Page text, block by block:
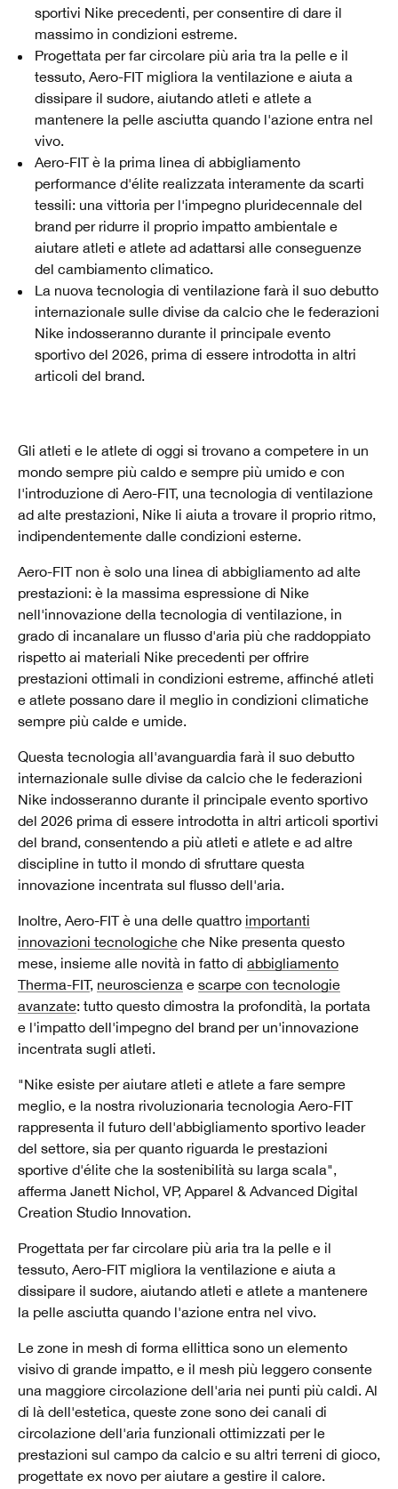
sportivi Nike precedenti, per consentire di dare il
massimo in condizioni estreme.
Progettata per far circolare più aria tra la pelle e il
tessuto, Aero-FIT migliora la ventilazione e aiuta a
dissipare il sudore, aiutando atleti e atlete a
mantenere la pelle asciutta quando l'azione entra nel
vivo.
Aero-FIT è la prima linea di abbigliamento
performance d'élite realizzata interamente da scarti
tessili: una vittoria per l'impegno pluridecennale del
brand per ridurre il proprio impatto ambientale e
aiutare atleti e atlete ad adattarsi alle conseguenze
del cambiamento climatico.
La nuova tecnologia di ventilazione farà il suo debutto
internazionale sulle divise da calcio che le federazioni
Nike indosseranno durante il principale evento
sportivo del 2026, prima di essere introdotta in altri
articoli del brand.
Gli atleti e le atlete di oggi si trovano a competere in un
mondo sempre più caldo e sempre più umido e con
l'introduzione di Aero-FIT, una tecnologia di ventilazione
ad alte prestazioni, Nike li aiuta a trovare il proprio ritmo,
indipendentemente dalle condizioni esterne.
Aero-FIT non è solo una linea di abbigliamento ad alte
prestazioni: è la massima espressione di Nike
nell'innovazione della tecnologia di ventilazione, in
grado di incanalare un flusso d'aria più che raddoppiato
rispetto ai materiali Nike precedenti per offrire
prestazioni ottimali in condizioni estreme, affinché atleti
e atlete possano dare il meglio in condizioni climatiche
sempre più calde e umide.
Questa tecnologia all'avanguardia farà il suo debutto
internazionale sulle divise da calcio che le federazioni
Nike indosseranno durante il principale evento sportivo
del 2026 prima di essere introdotta in altri articoli sportivi
del brand, consentendo a più atleti e atlete e ad altre
discipline in tutto il mondo di sfruttare questa
innovazione incentrata sul flusso dell'aria.
Inoltre, Aero-FIT è una delle quattro importanti
innovazioni tecnologiche che Nike presenta questo
mese, insieme alle novità in fatto di abbigliamento
Therma-FIT, neuroscienza e scarpe con tecnologie
avanzate: tutto questo dimostra la profondità, la portata
e l'impatto dell'impegno del brand per un'innovazione
incentrata sugli atleti.
"Nike esiste per aiutare atleti e atlete a fare sempre
meglio, e la nostra rivoluzionaria tecnologia Aero-FIT
rappresenta il futuro dell'abbigliamento sportivo leader
del settore, sia per quanto riguarda le prestazioni
sportive d'élite che la sostenibilità su larga scala",
afferma Janett Nichol, VP, Apparel & Advanced Digital
Creation Studio Innovation.
Progettata per far circolare più aria tra la pelle e il
tessuto, Aero-FIT migliora la ventilazione e aiuta a
dissipare il sudore, aiutando atleti e atlete a mantenere
la pelle asciutta quando l'azione entra nel vivo.
Le zone in mesh di forma ellittica sono un elemento
visivo di grande impatto, e il mesh più leggero consente
una maggiore circolazione dell'aria nei punti più caldi. Al
di là dell'estetica, queste zone sono dei canali di
circolazione dell'aria funzionali ottimizzati per le
prestazioni sul campo da calcio e su altri terreni di gioco,
progettate ex novo per aiutare a gestire il calore.